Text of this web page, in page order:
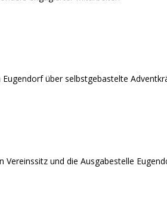
über selbstgebastelte
und die Ausgabestelle